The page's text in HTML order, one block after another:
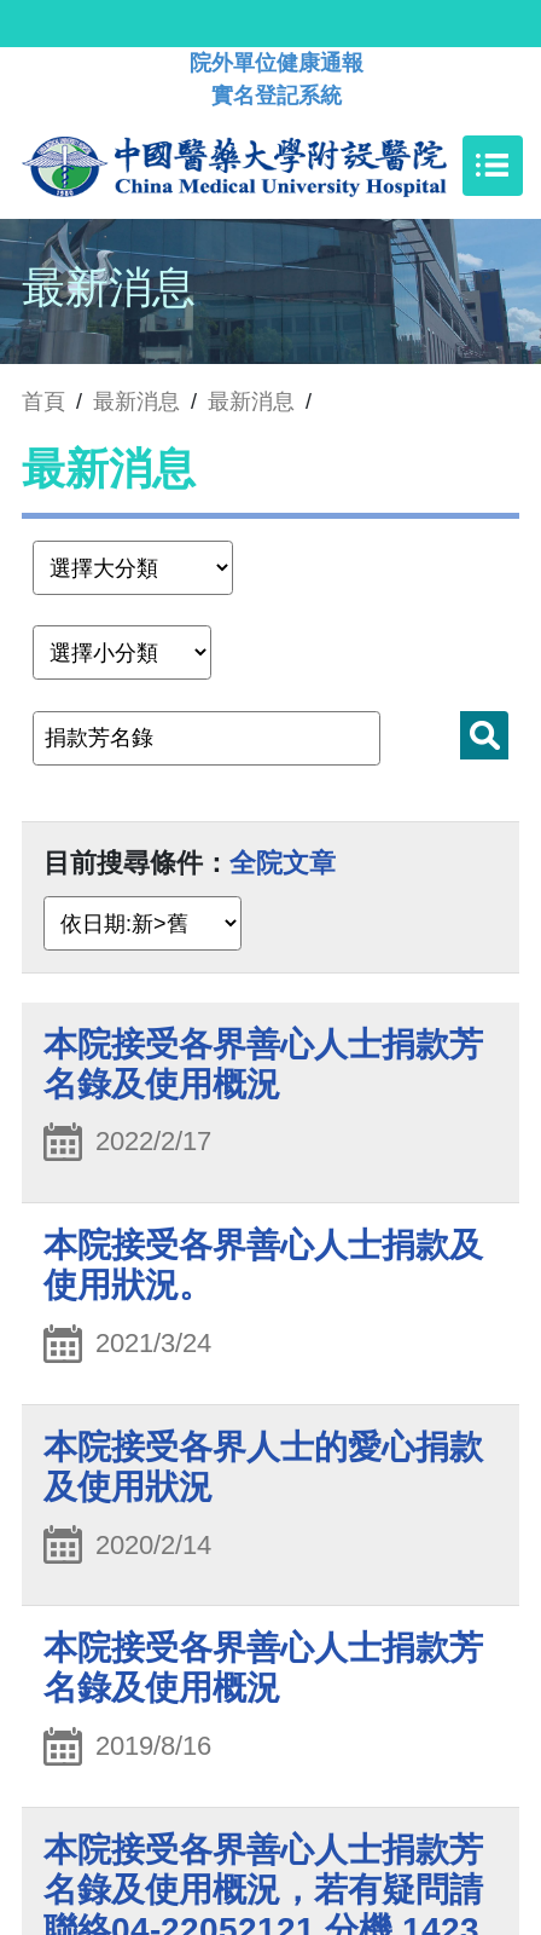
院外單位健康通報
實名登記系統
最新消息
首頁 / 最新消息 / 最新消息 /
最新消息
目前搜尋條件： 全院文章
本院接受各界善心人士捐款芳
名錄及使用概況
2022/2/17
本院接受各界善心人士捐款及
使用狀況。
2021/3/24
本院接受各界人士的愛心捐款
及使用狀況
2020/2/14
本院接受各界善心人士捐款芳
名錄及使用概況
2019/8/16
本院接受各界善心人士捐款芳
名錄及使用概況，若有疑問請